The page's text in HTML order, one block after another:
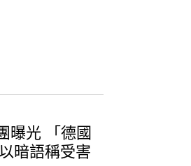
曝光 「德國
暗語稱受害